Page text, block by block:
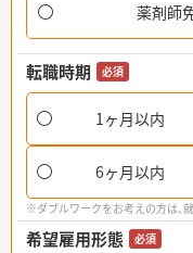
薬剤師
転職時期 必須
1ヶ月以内
6ヶ月以内
※ダブルワークをお考えの方は、
希望雇用形態 必須